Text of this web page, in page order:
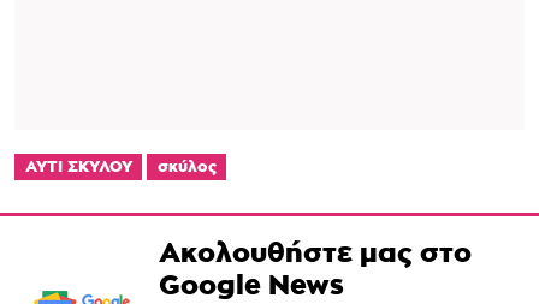
ΑΥΤΙ ΣΚΥΛΟΥ σκύλος
Ακολουθήστε μας στο
Google News